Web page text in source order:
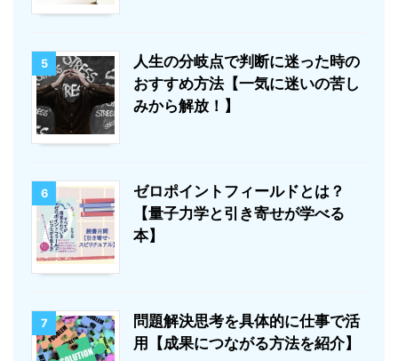
5
人生の分岐点で判断に迷った時の
おすすめ方法【一気に迷いの苦し
みから解放！】
6
ゼロポイントフィールドとは？
【量子力学と引き寄せが学べる
本】
7
問題解決思考を具体的に仕事で活
用【成果につながる方法を紹介】